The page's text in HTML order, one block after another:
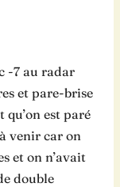
-7 au radar
et pare-brise
est paré
venir car on
et on n’avait
double